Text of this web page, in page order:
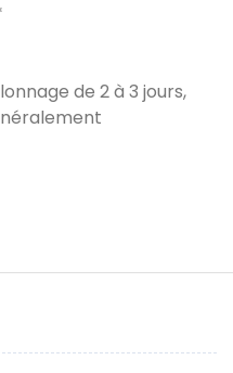
de 2 à 3 jours,